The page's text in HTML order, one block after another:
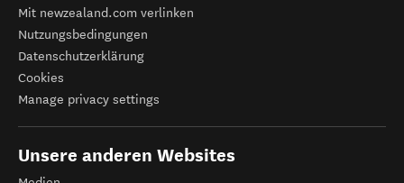
Mit newzealand.com verlinken
Nutzungsbedingungen
Datenschutzerklärung
Cookies
Manage privacy settings
Unsere anderen Websites